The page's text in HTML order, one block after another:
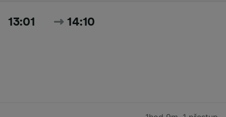
13:01 14:10